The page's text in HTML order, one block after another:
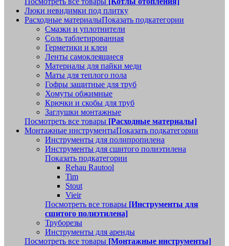
Люки невидимки под плитку
Расходные материалыПоказать подкатегории
Смазки и уплотнители
Соль таблетированная
Герметики и клеи
Ленты самоклеящиеся
Материалы для пайки меди
Маты для теплого пола
Гофры защитные для труб
Хомуты обжимные
Крючки и скобы для труб
Заглушки монтажные
Посмотреть все товары [Расходные материалы]
Монтажные инструментыПоказать подкатегории
Инструменты для полипропилена
Инструменты для сшитого полиэтилена
Показать подкатегории
Rehau Rautool
Tim
Stout
Vieir
Посмотреть все товары [Инструменты для
сшитого полиэтилена]
Труборезы
Инструменты для аренды
Посмотреть все товары [Монтажные инструменты]